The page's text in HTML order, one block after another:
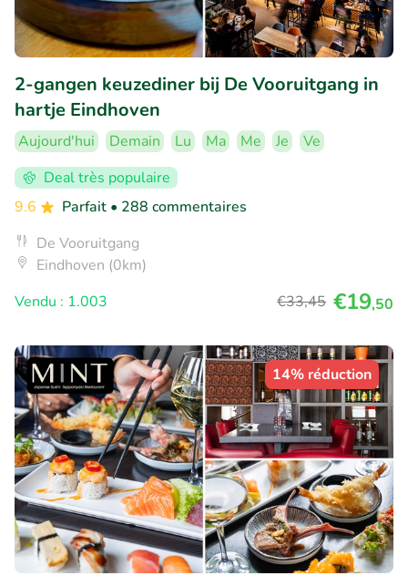
2-gangen keuzediner bij De Vooruitgang in
hartje Eindhoven
Aujourd'hui Demain Lu Ma Me Je
Ve
Deal très populaire
9.6
Parfait • 288 commentaires
De Vooruitgang
Eindhoven (0km)
Vendu : 1.003
€33,45 €19,50
14% réduction